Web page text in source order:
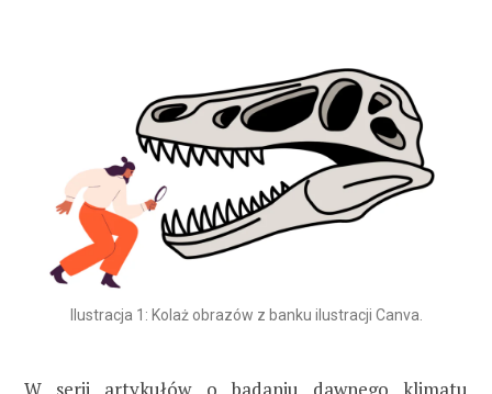
Ilustracja 1: Kolaż obrazów z banku ilustracji Canva.